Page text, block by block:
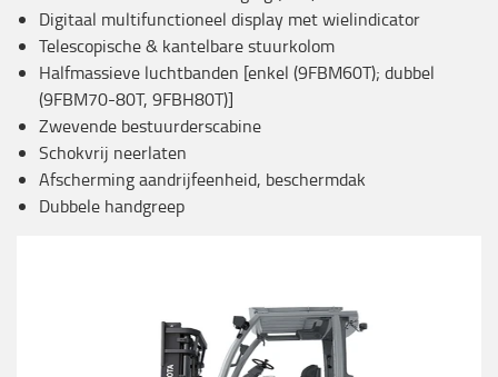
Digitaal multifunctioneel display met wielindicator
Telescopische & kantelbare stuurkolom
Halfmassieve luchtbanden [enkel (9FBM60T); dubbel
(9FBM70-80T, 9FBH80T)]
Zwevende bestuurderscabine
Schokvrij neerlaten
Afscherming aandrijfeenheid, beschermdak
Dubbele handgreep